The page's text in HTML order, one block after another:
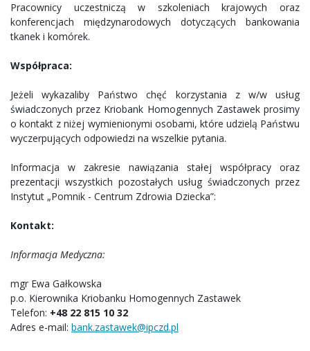
Pracownicy uczestniczą w szkoleniach krajowych oraz
konferencjach międzynarodowych dotyczących bankowania
tkanek i komórek.
Współpraca:
Jeżeli wykazaliby Państwo chęć korzystania z w/w usług
świadczonych przez Kriobank Homogennych Zastawek prosimy
o kontakt z niżej wymienionymi osobami, które udzielą Państwu
wyczerpujących odpowiedzi na wszelkie pytania.
Informacja w zakresie nawiązania stałej współpracy oraz
prezentacji wszystkich pozostałych usług świadczonych przez
Instytut „Pomnik - Centrum Zdrowia Dziecka”:
Kontakt:
Informacja Medyczna:
mgr Ewa Gałkowska
p.o. Kierownika Kriobanku Homogennych Zastawek
Telefon: +48 22 815 10 32
Adres e-mail: bank.zastawek@ipczd.pl